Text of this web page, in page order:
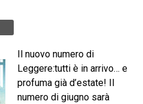
Il nuovo numero di
Leggere:tutti è in arrivo… e
profuma già d’estate! Il
numero di giugno sarà